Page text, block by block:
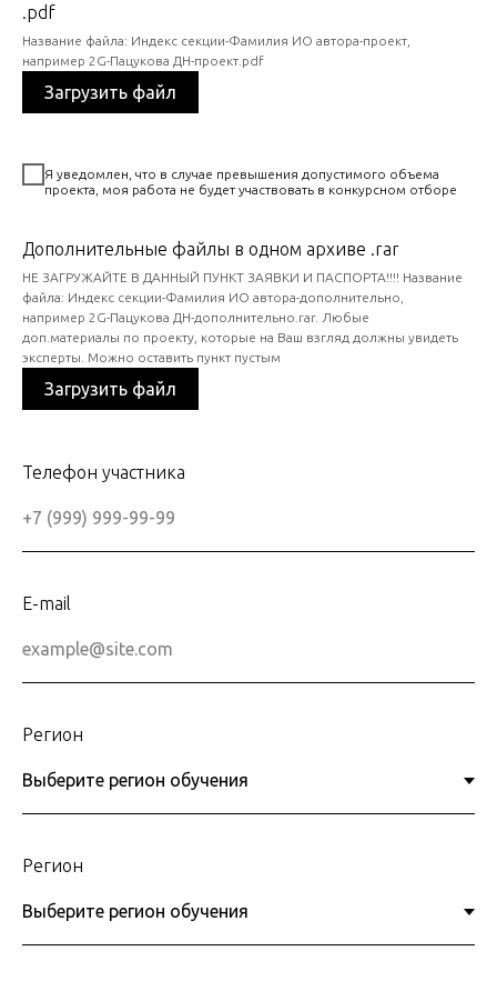
.pdf
Название файла: Индекс секции-Фамилия ИО автора-проект,
например 2G-Пацукова ДН-проект.pdf
Загрузить файл
Я уведомлен, что в случае превышения допустимого объема
проекта, моя работа не будет участвовать в конкурсном отборе
Дополнительные файлы в одном архиве .rar
НЕ ЗАГРУЖАЙТЕ В ДАННЫЙ ПУНКТ ЗАЯВКИ И ПАСПОРТА!!!! Название
файла: Индекс секции-Фамилия ИО автора-дополнительно,
например 2G-Пацукова ДН-дополнительно.rar. Любые
доп.материалы по проекту, которые на Ваш взгляд должны увидеть
эксперты. Можно оставить пункт пустым
Загрузить файл
Телефон участника
E-mail
Регион
Регион